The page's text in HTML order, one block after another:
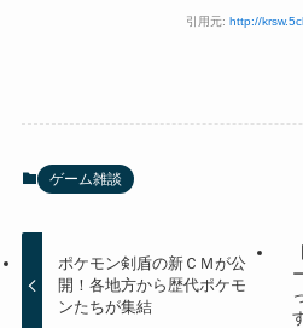
引用元:http://
ゲーム雑談
ポケモン剣盾の新ＣＭが公
開！各地方から歴代ポケモ
ンたちが集結